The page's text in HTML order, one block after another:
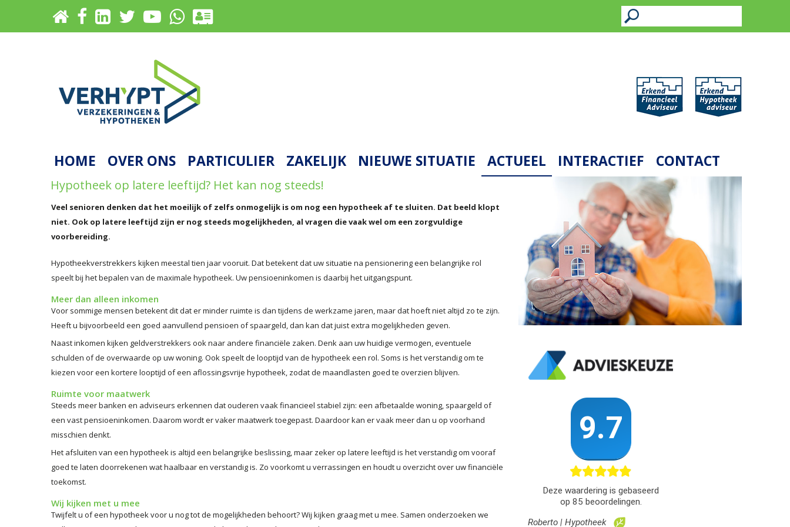
Hypotheek op latere leeftijd? Het kan nog steeds!
Veel senioren denken dat het moeilijk of zelfs onmogelijk is om nog een hypotheek af te sluiten. Dat beeld klopt
niet. Ook op latere leeftijd zijn er nog steeds mogelijkheden, al vragen die vaak wel om een zorgvuldige
voorbereiding.
Hypotheekverstrekkers kijken meestal tien jaar vooruit. Dat betekent dat uw situatie na pensionering een belangrijke rol
speelt bij het bepalen van de maximale hypotheek. Uw pensioeninkomen is daarbij het uitgangspunt.
Meer dan alleen inkomen
Voor sommige mensen betekent dit dat er minder ruimte is dan tijdens de werkzame jaren, maar dat hoeft niet altijd zo te zijn.
Heeft u bijvoorbeeld een goed aanvullend pensioen of spaargeld, dan kan dat juist extra mogelijkheden geven.
Naast inkomen kijken geldverstrekkers ook naar andere financiële zaken. Denk aan uw huidige vermogen, eventuele
schulden of de overwaarde op uw woning. Ook speelt de looptijd van de hypotheek een rol. Soms is het verstandig om te
kiezen voor een kortere looptijd of een aflossingsvrije hypotheek, zodat de maandlasten goed te overzien blijven.
Ruimte voor maatwerk
Steeds meer banken en adviseurs erkennen dat ouderen vaak financieel stabiel zijn: een afbetaalde woning, spaargeld of
een vast pensioeninkomen. Daarom wordt er vaker maatwerk toegepast. Daardoor kan er vaak meer dan u op voorhand
misschien denkt.
Het afsluiten van een hypotheek is altijd een belangrijke beslissing, maar zeker op latere leeftijd is het verstandig om vooraf
goed te laten doorrekenen wat haalbaar en verstandig is. Zo voorkomt u verrassingen en houdt u overzicht over uw financiële
toekomst.
Wij kijken met u mee
Twijfelt u of een hypotheek voor u nog tot de mogelijkheden behoort? Wij kijken graag met u mee. Samen onderzoeken we
HOME OVER ONS PARTICULIER ZAKELIJK NIEUWE SITUATIE ACTUEEL INTERACTIEF CONTACT